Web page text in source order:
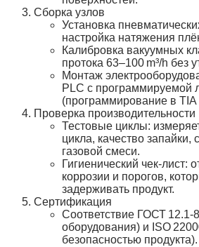
Сборка узлов
Установка
настройка натяжения
Калибровка вакуумных
протока 63–100 m³/h без
Монтаж
PLC с программируемой
(программирование в TIA
Проверка производительности
Тестовые циклы:
цикла, качество запайки,
газовой смеси.
Гигиенический чек‑лист:
коррозии и порогов,
задерживать продукт.
Сертификация
Соответствие ГОСТ
оборудования) и ISO
безопасностью продукта).